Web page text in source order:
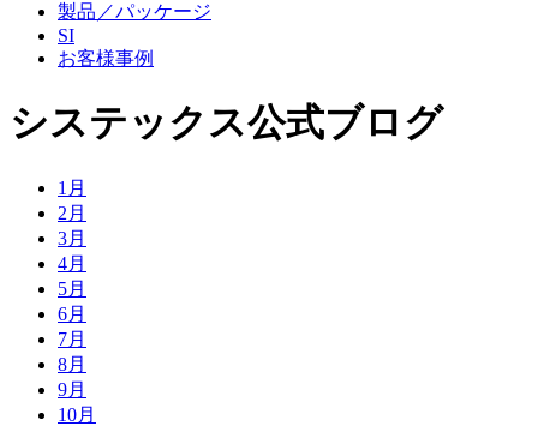
製品／パッケージ
SI
お客様事例
システックス公式ブログ
1月
2月
3月
4月
5月
6月
7月
8月
9月
10月